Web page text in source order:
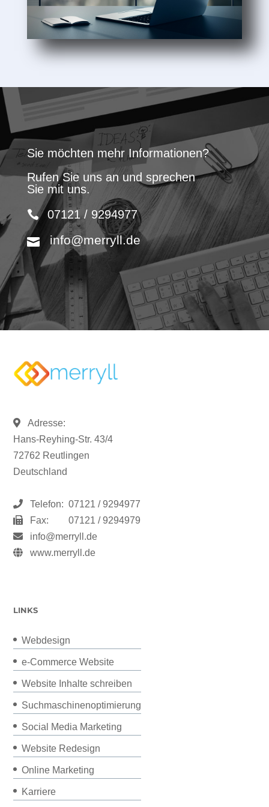
Sie möchten mehr Informationen?
Rufen Sie uns an und sprechen
Sie mit uns.
07121 / 9294977
info@merryll.de
Adresse:
Hans-Reyhing-Str. 43/4
72762 Reutlingen
Deutschland
Telefon: 07121 / 9294977
Fax:
07121 / 9294979
info@merryll.de
www.merryll.de
LINKS
Webdesign
e-Commerce Website
Website Inhalte schreiben
Suchmaschinenoptimierung
Social Media Marketing
Website Redesign
Online Marketing
Karriere